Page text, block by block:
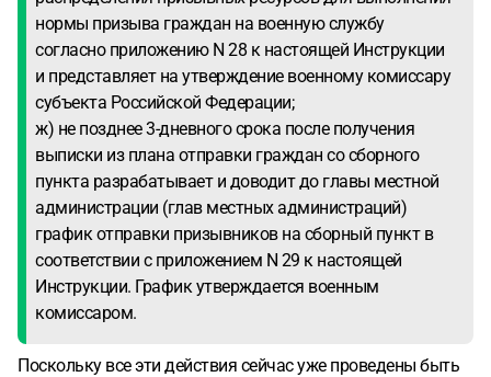
нормы призыва граждан на военную службу
согласно приложению N 28 к настоящей Инструкции
и представляет на утверждение военному комиссару
субъекта Российской Федерации;
ж) не позднее 3-дневного срока после получения
выписки из плана отправки граждан со сборного
пункта разрабатывает и доводит до главы местной
администрации (глав местных администраций)
график отправки призывников на сборный пункт в
соответствии с приложением N 29 к настоящей
Инструкции. График утверждается военным
комиссаром.
Поскольку все эти действия сейчас уже проведены быть